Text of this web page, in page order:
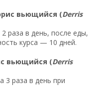
вьющийся (Derris
раза в день, после еды,
курса — 10 дней.
вьющийся (Derris
3 раза в день при